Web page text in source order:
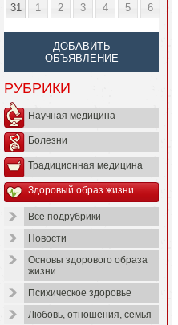
31
1 2 3 4 5 6
ДОБАВИТЬ
ОБЪЯВЛЕНИЕ
РУБРИКИ
Научная медицина
Болезни
Традиционная медицина
Здоровый образ жизни
Все подрубрики
Новости
Основы здорового образа
жизни
Психическое здоровье
Любовь, отношения, семья